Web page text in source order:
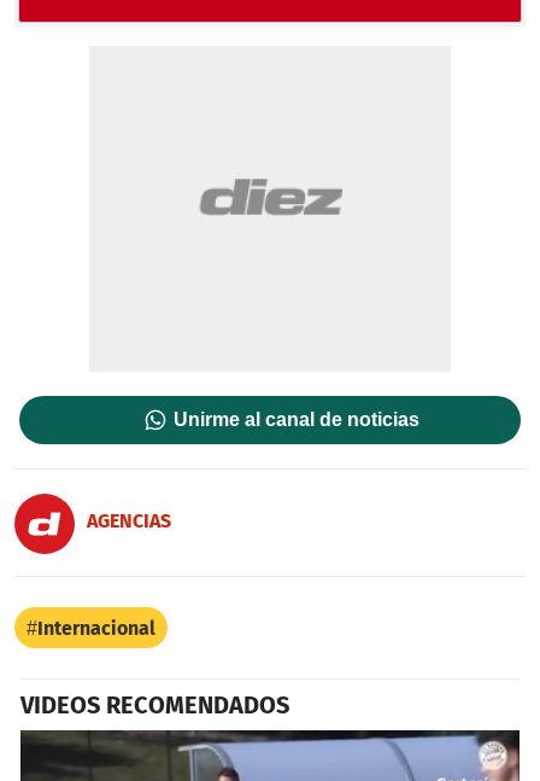
Unirme al canal de noticias
AGENCIAS
Internacional
VIDEOS RECOMENDADOS